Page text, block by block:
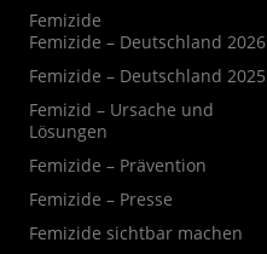
Femizide
Femizide – Deutschland 2026
Femizide – Deutschland 2025
Femizid – Ursache und
Lösungen
Femizide – Prävention
Femizide – Presse
Femizide sichtbar machen